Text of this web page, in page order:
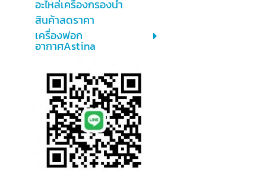
อะไหล่เครื่องกรองน้ำ
สินค้าลดราคา
เครื่องฟอก
อากาศAstina